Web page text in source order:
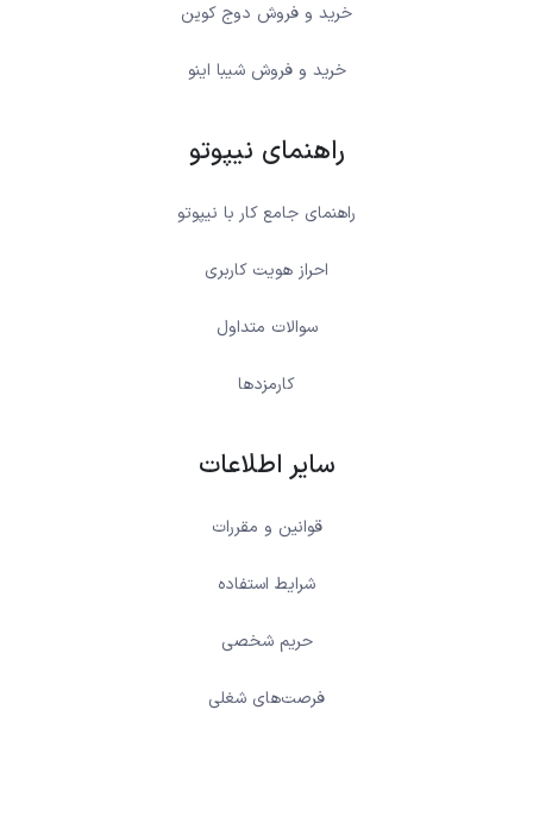
خرید و فروش دوج کوین
خرید و فروش شیبا اینو
راهنمای نیپوتو
راهنمای جامع کار با نیپوتو
احراز هویت کاربری
سوالات متداول
کارمزدها
سایر اطلاعات
قوانین و مقررات
شرایط استفاده
حریم شخصی
فرصت‌های شغلی